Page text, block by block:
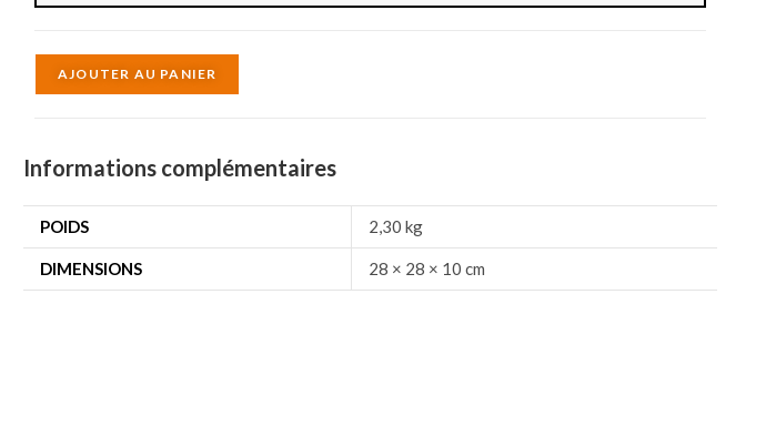
AJOUTER AU PANIER
a
Informations complémentaires
POIDS 2,30 kg
DIMENSIONS 28 × 28 × 10 cm